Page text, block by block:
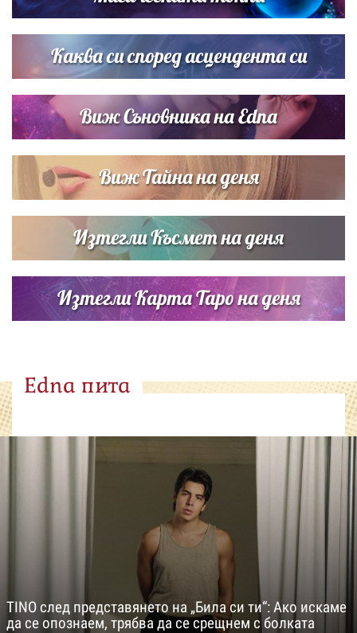
Дъщерята на Тодор Батков вдигна сватба, Стоичков и
Братя Аргирови я изненадаха с песен
Каква си според асцендента си
Виж Съновника на Edna
Виж Тайна на деня
Изтегли Късмет на деня
Изтегли Карта Таро на деня
Edna пита
TINO след представянето на „Била си ти“: Ако искаме
да се опознаем, трябва да се срещнем с болката